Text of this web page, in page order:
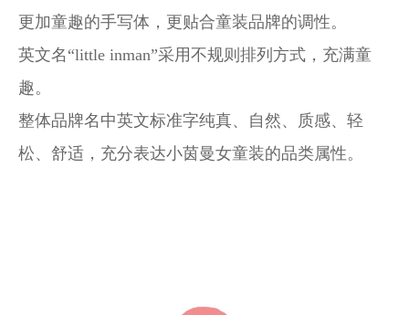
更加童趣的手写体，更贴合童装品牌的调性。
英文名“little inman”采用不规则排列方式，充满童
趣。
整体品牌名中英文标准字纯真、自然、质感、轻
松、舒适，充分表达小茵曼女童装的品类属性。